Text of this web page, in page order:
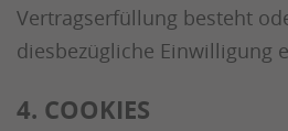
Vertragserfüllung besteht
diesbezügliche Einwilligung
4. COOKIES